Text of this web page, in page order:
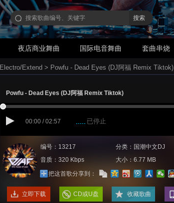
搜索
夜店商业舞曲 国际电音舞曲 套曲串烧
Electro/Extend > Powfu - Dead Eyes (DJ阿福 Remix Tiktok)
Powfu - Dead Eyes (DJ阿福 Remix Tiktok)
00:00 / 02:57 已停止
编号：13217 分类：国潮中文DJ
音质：320 Kbps
大小：6.77 MB
把这首歌分享到：
立即下载 CD或U盘 收藏歌曲